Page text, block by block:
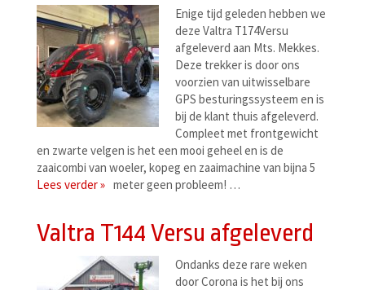
Enige tijd geleden hebben we
deze Valtra T174Versu
afgeleverd aan Mts. Mekkes.
Deze trekker is door ons
voorzien van uitwisselbare
GPS besturingssysteem en is
bij de klant thuis afgeleverd.
Compleet met frontgewicht
en zwarte velgen is het een mooi geheel en is de
zaaicombi van woeler, kopeg en zaaimachine van bijna 5
meter geen probleem! …
Lees verder »
Valtra T144 Versu afgeleverd
Ondanks deze rare weken
door Corona is het bij ons